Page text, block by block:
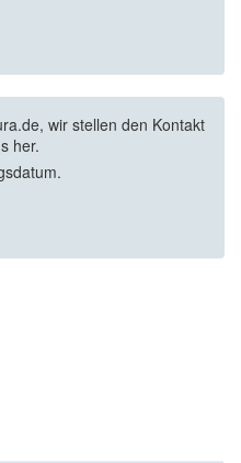
wir stellen den Kontakt
her.